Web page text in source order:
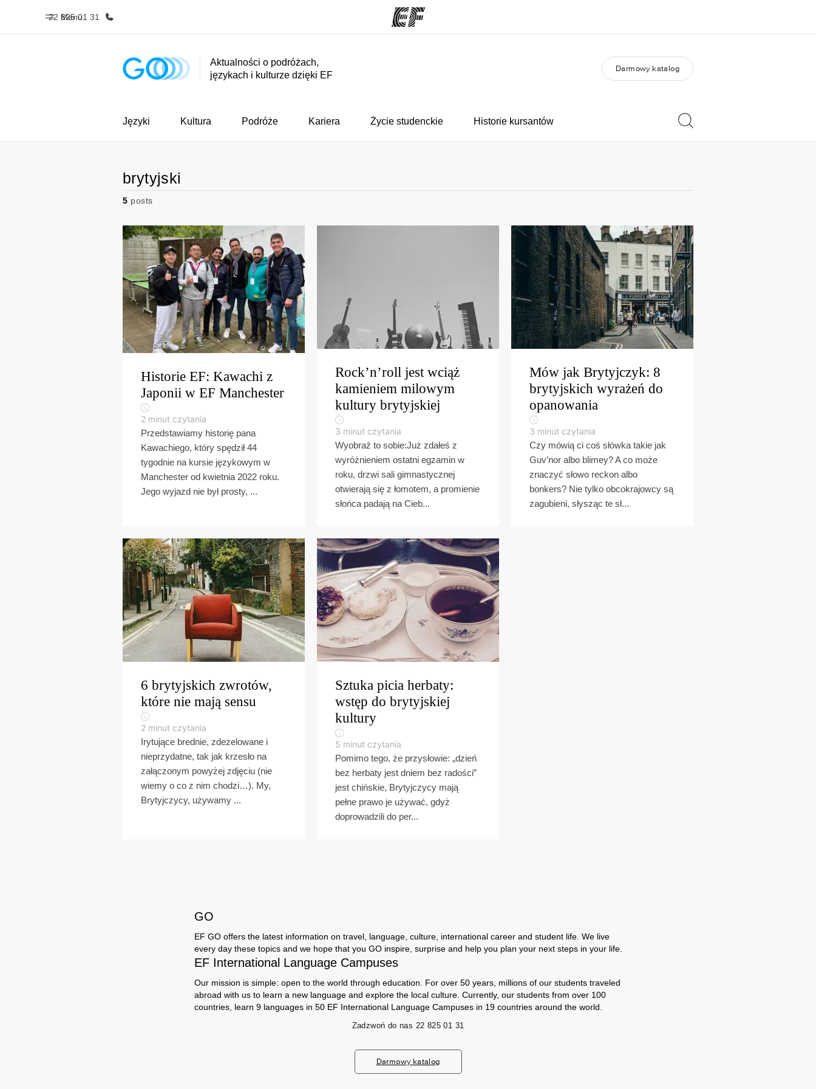
Menu
22 825 01 31
Home Nasze programy Kariera
Aktualności o podróżach,
językach i kulturze dzięki EF
Darmowy katalog
Języki Kultura Podróże Kariera Życie studenckie Historie kursantów
brytyjski
5 posts
Historie EF: Kawachi z
Japonii w EF Manchester
2 minut czytania
Przedstawiamy historię pana
Kawachiego, który spędził 44
tygodnie na kursie językowym w
Manchester od kwietnia 2022 roku.
Jego wyjazd nie był prosty, ...
Rock’n’roll jest wciąż
kamieniem milowym
kultury brytyjskiej
3 minut czytania
Wyobraź to sobie:Już zdałeś z
wyróżnieniem ostatni egzamin w
roku, drzwi sali gimnastycznej
otwierają się z łomotem, a promienie
słońca padają na Cieb...
Mów jak Brytyjczyk: 8
brytyjskich wyrażeń do
opanowania
3 minut czytania
Czy mówią ci coś słówka takie jak
Guv’nor albo blimey? A co może
znaczyć słowo reckon albo
bonkers? Nie tylko obcokrajowcy są
zagubieni, słysząc te sł...
6 brytyjskich zwrotów,
które nie mają sensu
2 minut czytania
Irytujące brednie, zdezelowane i
nieprzydatne, tak jak krzesło na
załączonym powyżej zdjęciu (nie
wiemy o co z nim chodzi…). My,
Brytyjczycy, używamy ...
Sztuka picia herbaty:
wstęp do brytyjskiej
kultury
5 minut czytania
Pomimo tego, że przysłowie: „dzień
bez herbaty jest dniem bez radości”
jest chińskie, Brytyjczycy mają
pełne prawo je używać, gdyż
doprowadzili do per...
GO
EF GO offers the latest information on travel, language, culture, international career and student life. We live
every day these topics and we hope that you GO inspire, surprise and help you plan your next steps in your life.
EF International Language Campuses
Our mission is simple: open to the world through education. For over 50 years, millions of our students traveled
abroad with us to learn a new language and explore the local culture. Currently, our students from over 100
countries, learn 9 languages ​​in 50 EF International Language Campuses in 19 countries around the world.
Zadzwoń do nas 22 825 01 31
Darmowy katalog